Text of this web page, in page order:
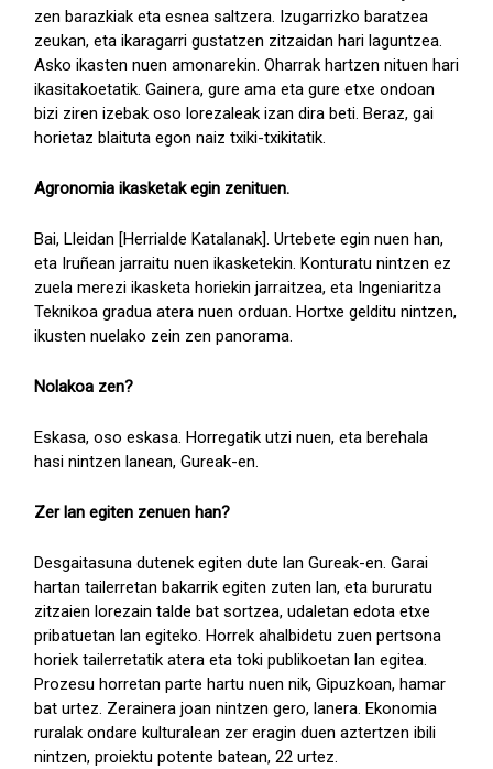
zen barazkiak eta esnea saltzera. Izugarrizko baratzea
zeukan, eta ikaragarri gustatzen zitzaidan hari laguntzea.
Asko ikasten nuen amonarekin. Oharrak hartzen nituen hari
ikasitakoetatik. Gainera, gure ama eta gure etxe ondoan
bizi ziren izebak oso lorezaleak izan dira beti. Beraz, gai
horietaz blaituta egon naiz txiki-txikitatik.
Agronomia ikasketak egin zenituen.
Bai, Lleidan [Herrialde Katalanak]. Urtebete egin nuen han,
eta Iruñean jarraitu nuen ikasketekin. Konturatu nintzen ez
zuela merezi ikasketa horiekin jarraitzea, eta Ingeniaritza
Teknikoa gradua atera nuen orduan. Hortxe gelditu nintzen,
ikusten nuelako zein zen panorama.
Nolakoa zen?
Eskasa, oso eskasa. Horregatik utzi nuen, eta berehala
hasi nintzen lanean, Gureak-en.
Zer lan egiten zenuen han?
Desgaitasuna dutenek egiten dute lan Gureak-en. Garai
hartan tailerretan bakarrik egiten zuten lan, eta bururatu
zitzaien lorezain talde bat sortzea, udaletan edota etxe
pribatuetan lan egiteko. Horrek ahalbidetu zuen pertsona
horiek tailerretatik atera eta toki publikoetan lan egitea.
Prozesu horretan parte hartu nuen nik, Gipuzkoan, hamar
bat urtez. Zerainera joan nintzen gero, lanera. Ekonomia
ruralak ondare kulturalean zer eragin duen aztertzen ibili
nintzen, proiektu potente batean, 22 urtez.